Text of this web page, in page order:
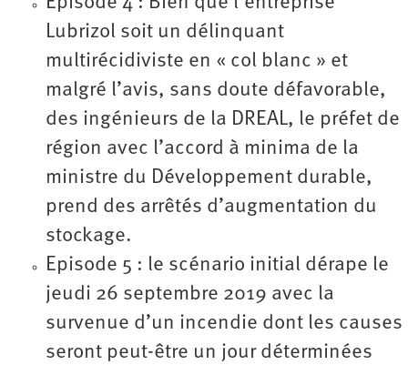
Lubrizol soit un délinquant
multirécidiviste en « col blanc » et
malgré l’avis, sans doute défavorable,
des ingénieurs de la DREAL, le préfet de
région avec l’accord à minima de la
ministre du Développement durable,
prend des arrêtés d’augmentation du
stockage.
Episode 5 : le scénario initial dérape le
jeudi 26 septembre 2019 avec la
survenue d’un incendie dont les causes
seront peut-être un jour déterminées